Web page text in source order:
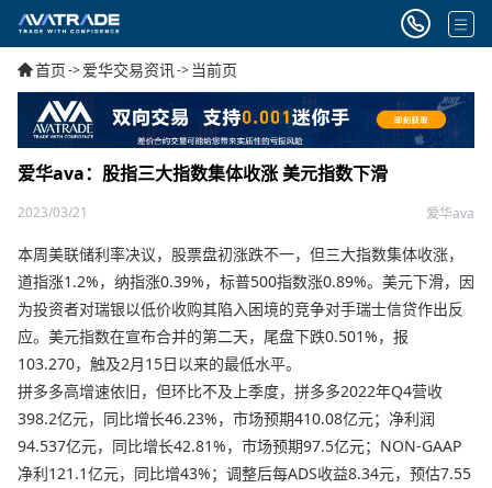
首页->爱华交易资讯-> 当前页
爱华ava：股指三大指数集体收涨 美元指数下滑
2023/03/21 爱华ava
本周美联储利率决议，股票盘初涨跌不一，但三大指数集体收涨，
道指涨1.2%，纳指涨0.39%，标普500指数涨0.89%。美元下滑，因
为投资者对瑞银以低价收购其陷入困境的竞争对手瑞士信贷作出反
应。美元指数在宣布合并的第二天，尾盘下跌0.501%，报
103.270，触及2月15日以来的最低水平。
拼多多高增速依旧，但环比不及上季度，拼多多2022年Q4营收
398.2亿元，同比增长46.23%，市场预期410.08亿元；净利润
94.537亿元，同比增长42.81%，市场预期97.5亿元；NON-GAAP
净利121.1亿元，同比增43%；调整后每ADS收益8.34元，预估7.55